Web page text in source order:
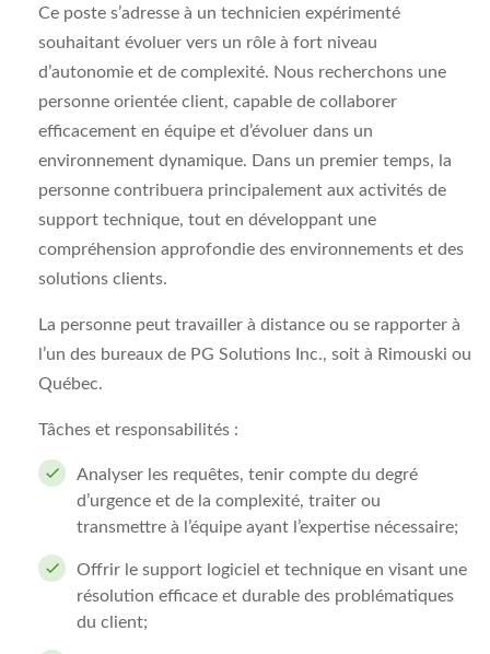
Ce poste s’adresse à un technicien expérimenté
souhaitant évoluer vers un rôle à fort niveau
d’autonomie et de complexité. Nous recherchons une
personne orientée client, capable de collaborer
efficacement en équipe et d’évoluer dans un
environnement dynamique. Dans un premier temps, la
personne contribuera principalement aux activités de
support technique, tout en développant une
compréhension approfondie des environnements et des
solutions clients.
La personne peut travailler à distance ou se rapporter à
l’un des bureaux de PG Solutions Inc., soit à Rimouski ou
Québec.
Tâches et responsabilités :
Analyser les requêtes, tenir compte du degré
d’urgence et de la complexité, traiter ou
transmettre à l’équipe ayant l’expertise nécessaire;
Offrir le support logiciel et technique en visant une
résolution efficace et durable des problématiques
du client;